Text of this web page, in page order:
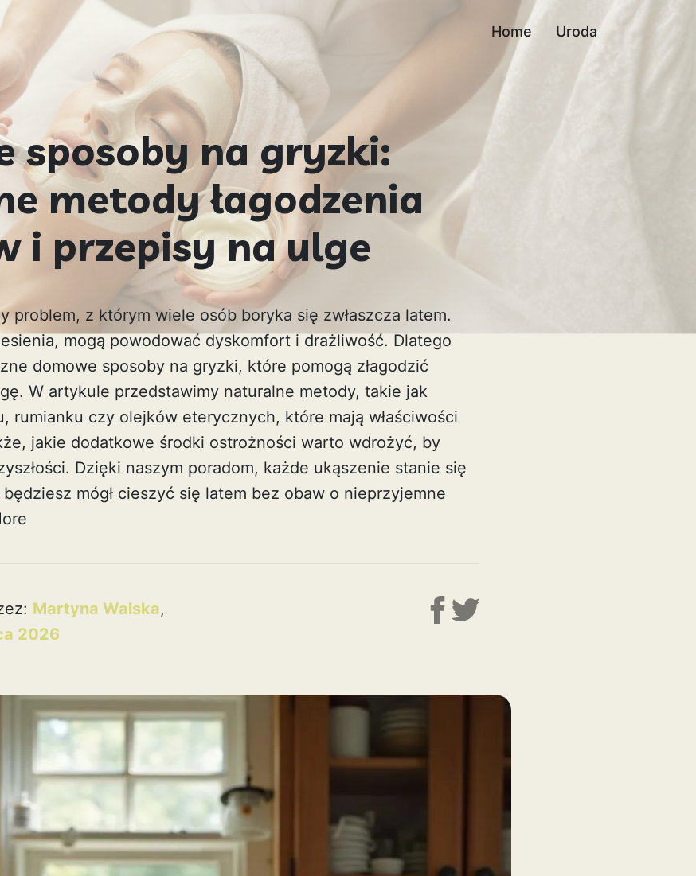
Home Uroda
sposoby na gryzki:
metody łagodzenia
i przepisy na ulge
problem, z którym wiele osób boryka się zwłaszcza latem.
mogą powodować dyskomfort i drażliwość. Dlatego
domowe sposoby na gryzki, które pomogą złagodzić
W artykule przedstawimy naturalne metody, takie jak
rumianku czy olejków eterycznych, które mają właściwości
jakie dodatkowe środki ostrożności warto wdrożyć, by
Dzięki naszym poradom, każde ukąszenie stanie się
mógł cieszyć się latem bez obaw o nieprzyjemne
Martyna Walska,
2026